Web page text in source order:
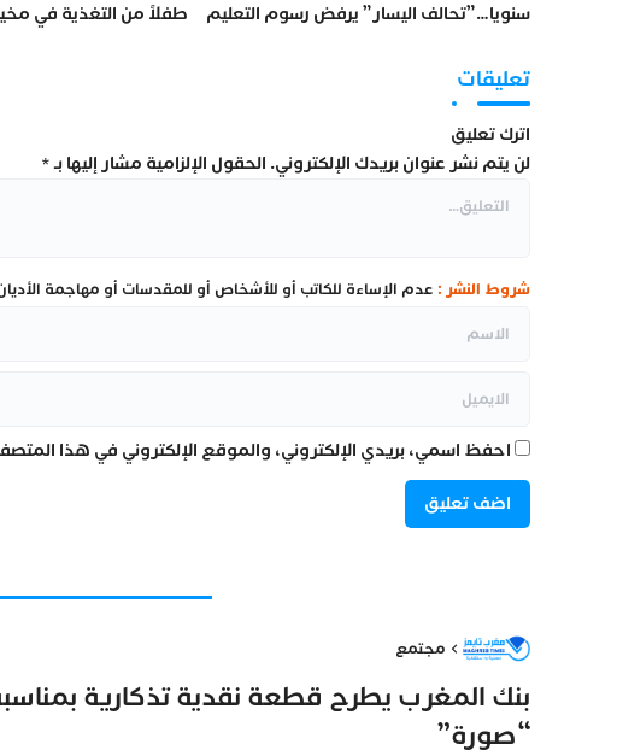
سنويا…”تحالف اليسار” يرفض رسوم التعليم
طفلاً من التغذية في
تعليقات
اترك تعليق
لن يتم نشر عنوان بريدك الإلكتروني. الحقول الإلزامية مشار إليها بـ*
شروط النشر : عدم الإساءة للكاتب أو للأشخاص أو للمقدسات أو مهاجمة
احفظ اسمي، بريدي الإلكتروني، والموقع الإلكتروني في هذا
مجتمع
بنك المغرب يطرح قطعة نقدية تذكارية
“صورة”